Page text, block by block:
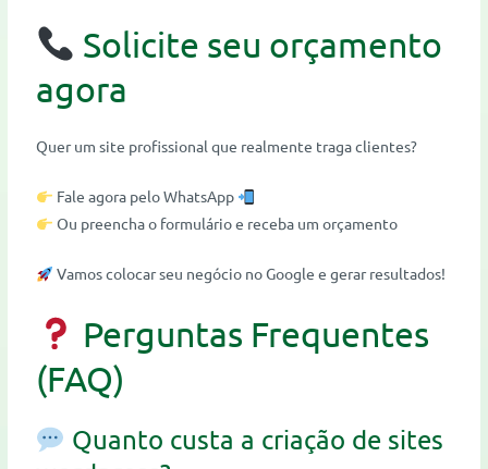
Solicite seu orçamento
agora
Quer um site profissional que realmente traga clientes?
Fale agora pelo WhatsApp
Ou preencha o formulário e receba um orçamento
Vamos colocar seu negócio no Google e gerar resultados!
Perguntas Frequentes
(FAQ)
Quanto custa a criação de sites